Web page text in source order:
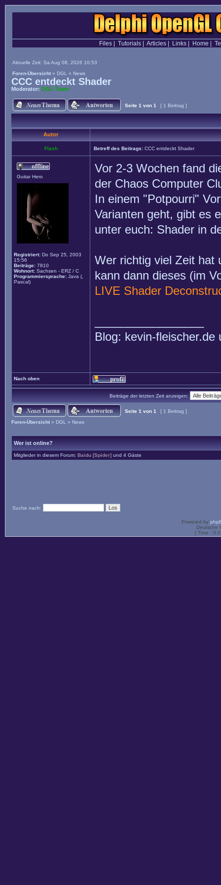
Files| Tutorials| Articles| Links| Home
Aktuelle Zeit: Sa Aug 08, 2026 10:53
Foren-Übersicht » DGL » News
CCC entdeckt Shader
Moderator: DGL-Team
Seite 1 von 1 [ 1 Beitrag ]
Autor
Flash Betreff des Beitrags: CCC entdeckt Shader
Guitar Hero
Registriert: Do Sep 25, 2003
15:56
Beiträge: 7810
Wohnort: Sachsen - ERZ / C
Programmiersprache: Java (,
Pascal)
Vor 2-3 Wochen fand
der Chaos Computer
In einem "Potpourri"
Varianten geht, gibt es
unter euch: Shader in
Wer richtig viel Zeit hat
kann dann dieses (im
LIVE Shader
Blog: kevin-fleischer.de
Nach oben
Beiträge der letzten Zeit anzeigen:
Seite 1 von 1
[ 1 Beitrag ]
Foren-Übersicht » DGL » News
Wer ist online?
Mitglieder in diesem Forum: Baidu [Spider] und 4 Gäste
Suche nach:
Powered by
Deutsche
[ Time :